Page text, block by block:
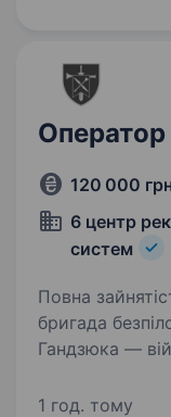
Оператор
120 000
6 центр
систем
Повна зайнятість. 59-та окрема
бригада
Гандзюка —
Команда шукає
1 год. тому